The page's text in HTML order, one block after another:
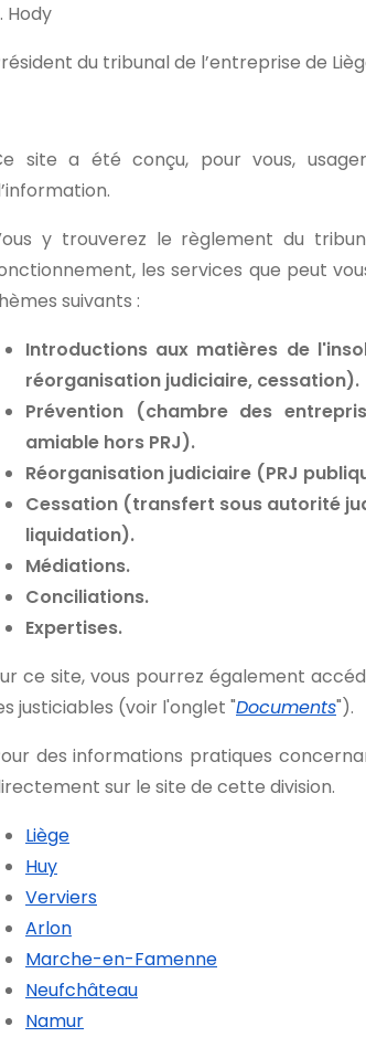
Hody
du tribunal de l’entreprise de
site a été conçu, pour vous,
y trouverez le règlement du
les services que peut
suivants :
Introductions aux matières de
réorganisation judiciaire, cessation).
Prévention (chambre des
amiable hors PRJ).
Réorganisation judiciaire (PRJ
Cessation (transfert sous autorité
liquidation).
Médiations.
Conciliations.
Expertises.
ce site, vous pourrez également
justiciables (voir l'onglet "Documents").
des informations pratiques
sur le site de cette division.
Liège
Huy
Verviers
Arlon
Marche-en-Famenne
Neufchâteau
Namur